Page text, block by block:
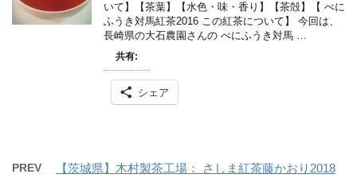
いて】【茶葉】【水色・味・香り】【茶殻】【 べに
ふうき対馬紅茶2016 この紅茶について】 今回は、
長崎県の大石農園さんの べにふうき対馬 …
共有:
シェア
PREV 【茨城県】木村製茶工場： さしま紅茶藤かおり2018